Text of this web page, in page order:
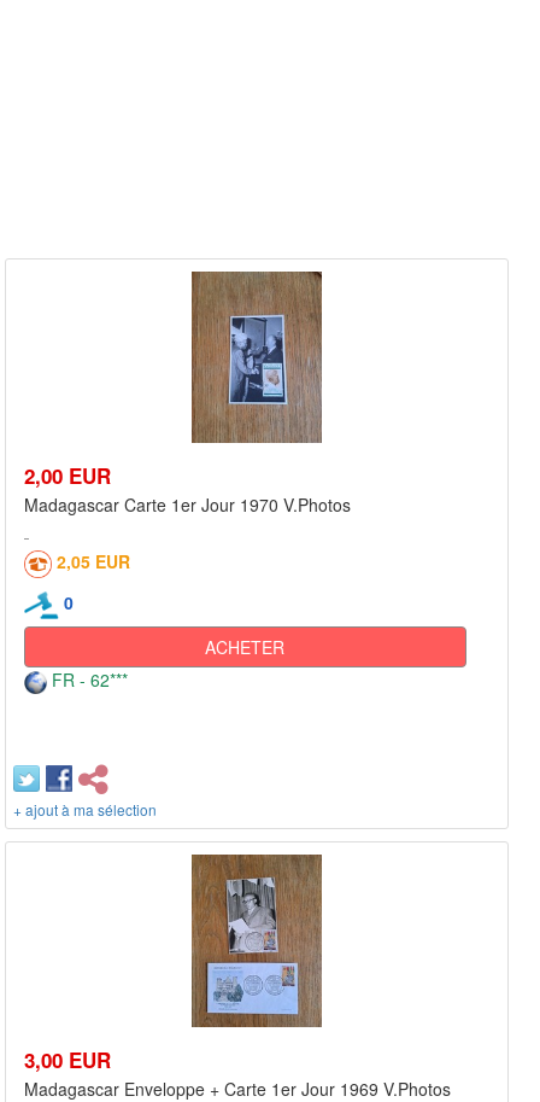
2,00 EUR
Madagascar Carte 1er Jour 1970 V.Photos
2,05 EUR
0
ACHETER
FR - 62***
+ ajout à ma sélection
3,00 EUR
Madagascar Enveloppe + Carte 1er Jour 1969 V.Photos